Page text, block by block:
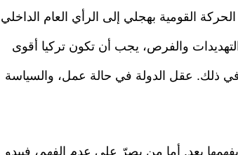
القومية بهجلي إلى الرأي العام الداخلي
والفرص، يجب أن تكون تركيا أقوى
ذلك. عقل الدولة في حالة عمل، والسياسة
بعد. أما من يصرّ على عدم الفهم، فيبدو